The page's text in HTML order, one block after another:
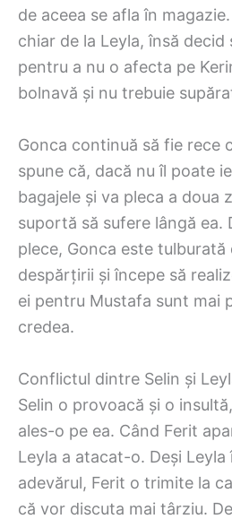
de aceea se afla în
chiar de la Leyla, însă
pentru a nu o afecta pe
bolnavă și nu trebuie
Gonca continuă să fie rece
spune că, dacă nu îl poate
bagajele și va pleca a doua
suportă să sufere lângă ea.
plece, Gonca este tulburată
despărțirii și începe să
ei pentru Mustafa sunt mai
credea.
Conflictul dintre Selin și
Selin o provoacă și o
ales-o pe ea. Când Ferit
Leyla a atacat-o. Deși Leyla
adevărul, Ferit o trimite la
că vor discuta mai târziu.